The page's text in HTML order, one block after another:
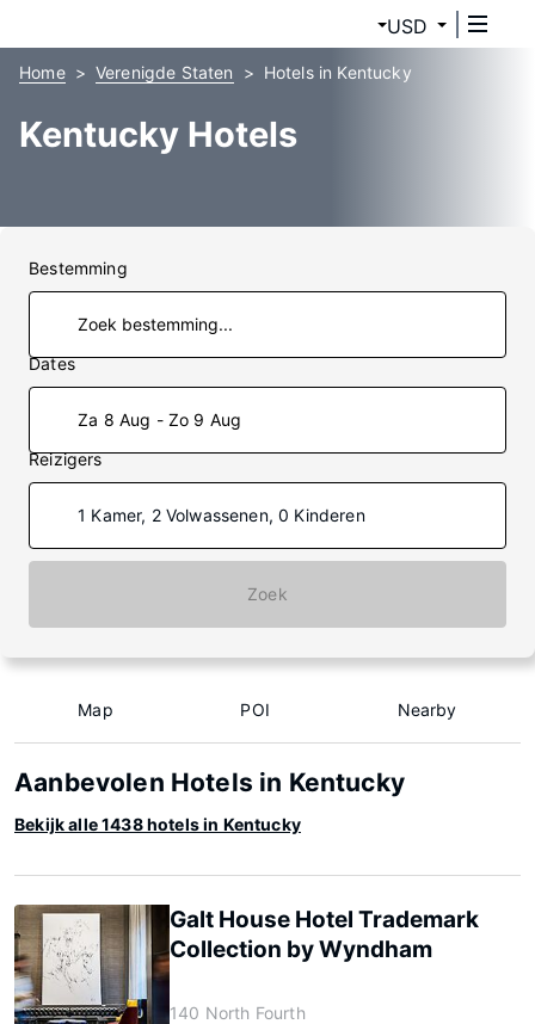
USD
Home Verenigde Staten Hotels in Kentucky
Kentucky Hotels
Bestemming
Dates
Za 8 Aug - Zo 9 Aug
Reizigers
1 Kamer, 2 Volwassenen, 0 Kinderen
Zoek
Map POI Nearby
Aanbevolen Hotels in Kentucky
Bekijk alle 1438 hotels in Kentucky
Galt House Hotel Trademark
Collection by Wyndham
140 North Fourth